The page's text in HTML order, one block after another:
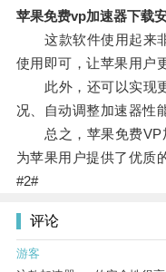
苹果免费vp加速器下载
这款软件使用起来非
使用即可，让苹果用户
此外，还可以实现更
况、自动调整加速器性
总之，苹果免费VP
为苹果用户提供了优质
#2#
评论
游客